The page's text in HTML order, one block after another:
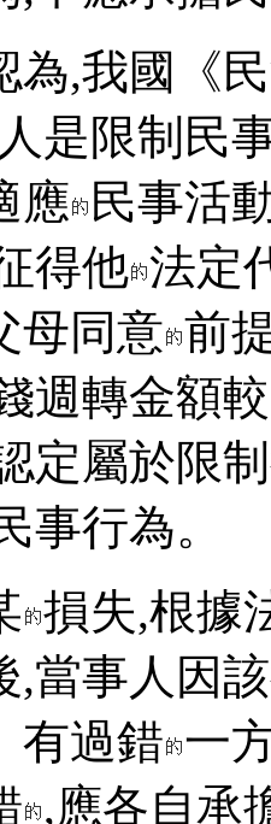
為,我國《
是限制民
應 民事活
得他 法定
母同意 前
週轉金額
定屬於限
事行為。
損失,根據
,當事人因
有過錯 一
,應各自承